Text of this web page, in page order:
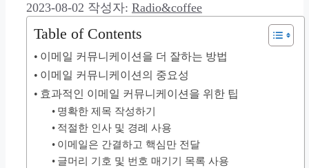
2023-08-02 작성자: Radio&coffee
Table of Contents
이메일 커뮤니케이션을 더 잘하는 방법
이메일 커뮤니케이션의 중요성
효과적인 이메일 커뮤니케이션을 위한 팁
명확한 제목 작성하기
적절한 인사 및 경례 사용
이메일은 간결하고 핵심만 전달
글머리 기호 및 번호 매기기 목록 사용